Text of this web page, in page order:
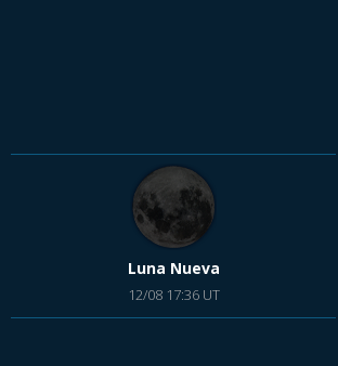
Luna Nueva
12/08 17:36 UT